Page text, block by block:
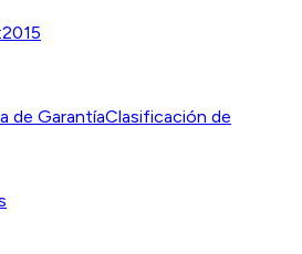
de GarantíaClasificación de